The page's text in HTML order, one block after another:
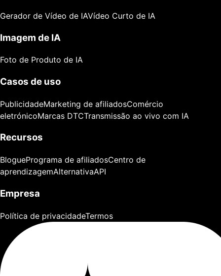
Gerador de Vídeo de IAVídeo Curto de IA
Imagem de IA
Foto de Produto de IA
Casos de uso
PublicidadeMarketing de afiliadosComércio
eletrónicoMarcas DTCTransmissão ao vivo com IA
Recursos
BloguePrograma de afiliadosCentro de
aprendizagemAlternativaAPI
Empresa
Política de privacidadeTermos